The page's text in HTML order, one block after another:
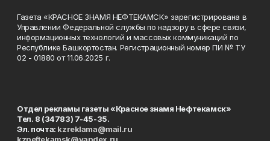
Газета «КРАСНОЕ ЗНАМЯ НЕФТЕКАМСК» зарегистрирована в
Управлении Федеральной службы по надзору в сфере связи,
информационных технологий и массовых коммуникаций по
Республике Башкортостан. Регистрационный номер ПИ № ТУ
02 - 01880 от 11.06.2025 г.
Отдел рекламы газеты «Красное знамя Нефтекамск»
Тел. 8 (34783) 7-45-35.
Эл. почта: kzreklama@mail.ru
kzneftekamsk@yandex.ru